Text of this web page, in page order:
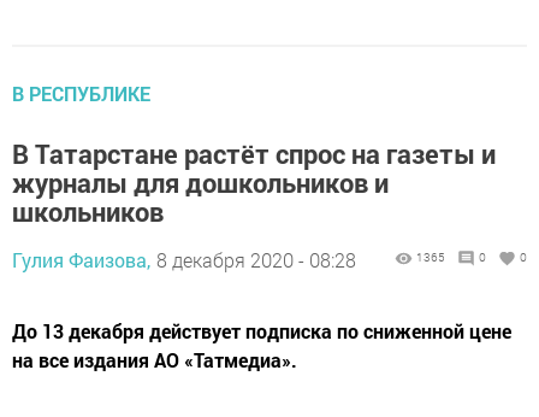
В РЕСПУБЛИКЕ
В Татарстане растёт спрос на газеты и
журналы для дошкольников и
школьников
Гулия Фаизова, 8 декабря 2020 - 08:28 1365 0 0
До 13 декабря действует подписка по сниженной цене
на все издания АО «Татмедиа».